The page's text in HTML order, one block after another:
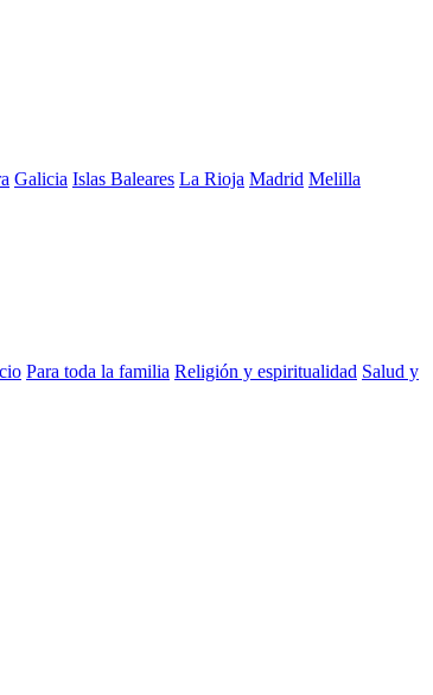
Galicia Islas Baleares La Rioja Madrid Melilla
Para toda la familia Religión y espiritualidad Salud y